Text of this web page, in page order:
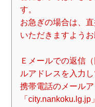
す。
お急ぎの場合は、
いただきますようお
Ｅメールでの返信
ルアドレスを入力し
携帯電話のメール
「